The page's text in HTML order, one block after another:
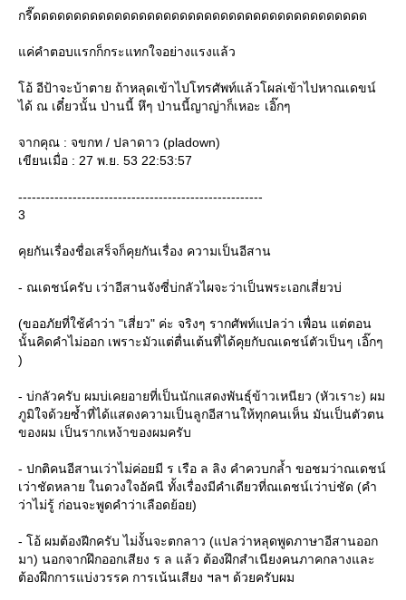
กรี๊ดดดดดดดดดดดดดดดดดดดดดดดดดดดดดดดดดดดดดดดดด
ค่คำตอบแรกก็กระแทกใจอย่างแรงแล้ว
อ้ อีป้าจะบ้าตาย ถ้าหลุดเข้าไปโทรศัพท์แล้วโผล่เข้าไปหาณเดขน์
ได้ ณ เดี๋ยวนั้น ป่านนี้ หึๆ ป่านนี้ญาญ่าก็เหอะ เอิ๊กๆ
จากคุณ : จขกท / ปลาดาว (pladown)
เขียนเมื่อ : 27 พ.ย. 53 22:53:57
------------------------------------------------------
3
คุยกันเรื่องชื่อเสร็จก็คุยกันเรื่อง ความเป็นอีสาน
- ณเดชน์ครับ เว่าอีสานจังซี่บ่กลัวไผจะว่าเป็นพระเอกเสี่ยวบ่
(ขออภัยที่ใช้คำว่า "เสี่ยว" ค่ะ จริงๆ รากศัพท์แปลว่า เพื่อน แต่ตอน
นั้นคิดคำไม่ออก เพราะมัวแต่ตื่นเต้นที่ได้คุยกับณเดชน์ตัวเป็นๆ เอิ๊กๆ
)
- บ่กลัวครับ ผมบ่เคยอายที่เป็นนักแสดงพันธุ์ข้าวเหนียว (หัวเราะ) ผม
ภูมิใจด้วยซ้ำที่ได้แสดงความเป็นลูกอีสานให้ทุกคนเห็น มันเป็นตัวตน
ของผม เป็นรากเหง้าของผมครับ
- ปกติคนอีสานเว่าไม่ค่อยมี ร เรือ ล ลิง คำควบกล้ำ ขอชมว่าณเดชน์
เว่าชัดหลาย ในดวงใจอัคนี ทั้งเรื่องมีคำเดียวที่ณเดชน์เว่าบ่ชัด (คำ
ว่าไม่รู้ ก่อนจะพูดคำว่าเลือดย้อย)
- โอ้ ผมต้องฝีกครับ ไม่งั้นจะตกลาว (แปลว่าหลุดพูดภาษาอีสานออก
มา) นอกจากฝึกออกเสียง ร ล แล้ว ต้องฝึกสำเนียงคนภาคกลางและ
ต้องฝึกการแบ่งวรรค การเน้นเสียง ฯลฯ ด้วยครับผม